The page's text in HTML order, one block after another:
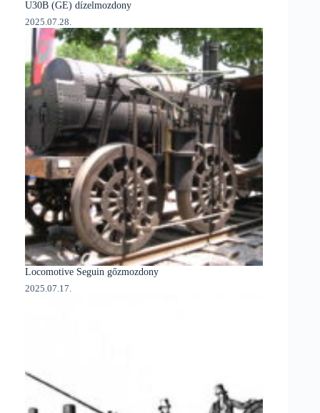
U30B (GE) dízelmozdony
2025.07.28.
Locomotive Seguin gőzmozdony
2025.07.17.